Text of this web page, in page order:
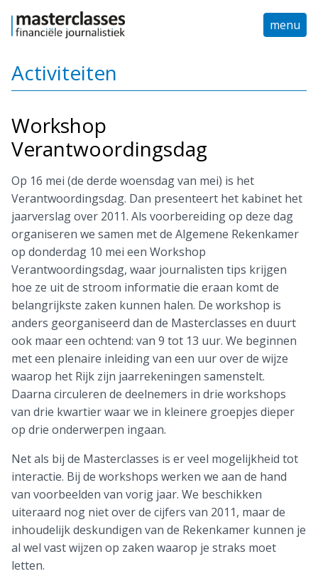
menu
Activiteiten
Workshop
Verantwoordingsdag
Op 16 mei (de derde woensdag van mei) is het
Verantwoordingsdag. Dan presenteert het kabinet het
jaarverslag over 2011. Als voorbereiding op deze dag
organiseren we samen met de Algemene Rekenkamer
op donderdag 10 mei een Workshop
Verantwoordingsdag, waar journalisten tips krijgen
hoe ze uit de stroom informatie die eraan komt de
belangrijkste zaken kunnen halen. De workshop is
anders georganiseerd dan de Masterclasses en duurt
ook maar een ochtend: van 9 tot 13 uur. We beginnen
met een plenaire inleiding van een uur over de wijze
waarop het Rijk zijn jaarrekeningen samenstelt.
Daarna circuleren de deelnemers in drie workshops
van drie kwartier waar we in kleinere groepjes dieper
op drie onderwerpen ingaan.
Net als bij de Masterclasses is er veel mogelijkheid tot
interactie. Bij de workshops werken we aan de hand
van voorbeelden van vorig jaar. We beschikken
uiteraard nog niet over de cijfers van 2011, maar de
inhoudelijk deskundigen van de Rekenkamer kunnen je
al wel vast wijzen op zaken waarop je straks moet
letten.